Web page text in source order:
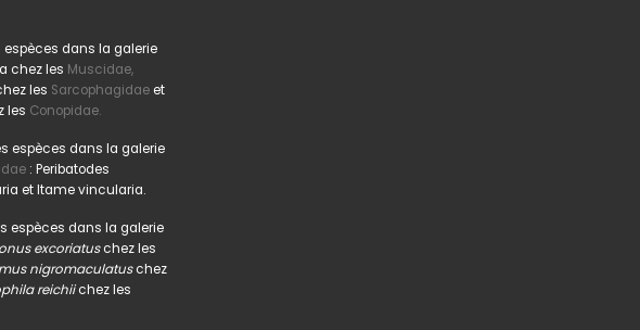
espèces dans la galerie
chez les Muscidae,
les Sarcophagidaeet
les Conopidae.
espèces dans la galerie
: Peribatodes
et Itame vincularia.
espèces dans la galerie
excoriatuschez les
nigromaculatuschez
reichiichez les